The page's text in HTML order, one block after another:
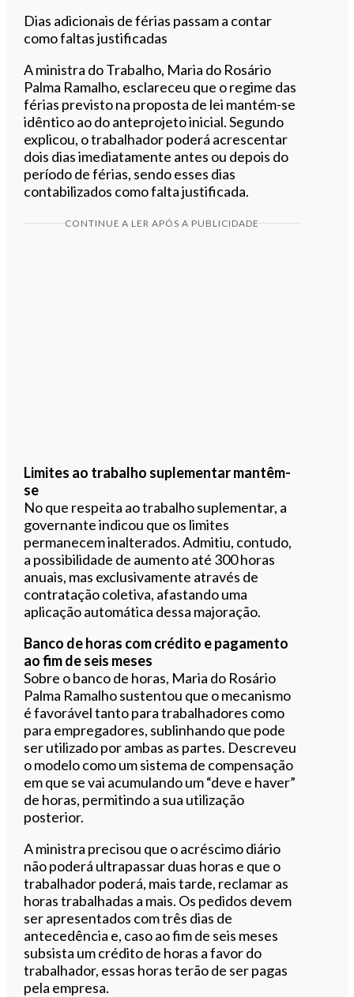
Dias adicionais de férias passam a contar
como faltas justificadas
A ministra do Trabalho, Maria do Rosário
Palma Ramalho, esclareceu que o regime das
férias previsto na proposta de lei mantém-se
idêntico ao do anteprojeto inicial. Segundo
explicou, o trabalhador poderá acrescentar
dois dias imediatamente antes ou depois do
período de férias, sendo esses dias
contabilizados como falta justificada.
CONTINUE A LER APÓS A PUBLICIDADE
Limites ao trabalho suplementar mantêm-
se
No que respeita ao trabalho suplementar, a
governante indicou que os limites
permanecem inalterados. Admitiu, contudo,
a possibilidade de aumento até 300 horas
anuais, mas exclusivamente através de
contratação coletiva, afastando uma
aplicação automática dessa majoração.
Banco de horas com crédito e pagamento
ao fim de seis meses
Sobre o banco de horas, Maria do Rosário
Palma Ramalho sustentou que o mecanismo
é favorável tanto para trabalhadores como
para empregadores, sublinhando que pode
ser utilizado por ambas as partes. Descreveu
o modelo como um sistema de compensação
em que se vai acumulando um “deve e haver”
de horas, permitindo a sua utilização
posterior.
A ministra precisou que o acréscimo diário
não poderá ultrapassar duas horas e que o
trabalhador poderá, mais tarde, reclamar as
horas trabalhadas a mais. Os pedidos devem
ser apresentados com três dias de
antecedência e, caso ao fim de seis meses
subsista um crédito de horas a favor do
trabalhador, essas horas terão de ser pagas
pela empresa.